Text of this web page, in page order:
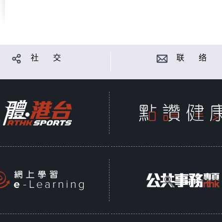
社 交 联 络